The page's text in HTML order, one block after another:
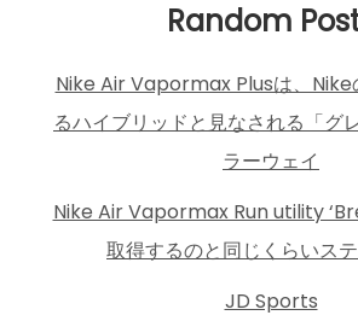
Random
Nike Air Vapormax Plusは、Nike
るハイブリッドと見なされる「グ
ラーウェイ
Nike Air Vapormax Run utility
取得するのと同じくらいス
JD Sports